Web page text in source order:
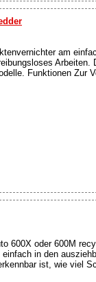
am
Funktionen Zur
600X oder 600M
in den
ist, wie viel